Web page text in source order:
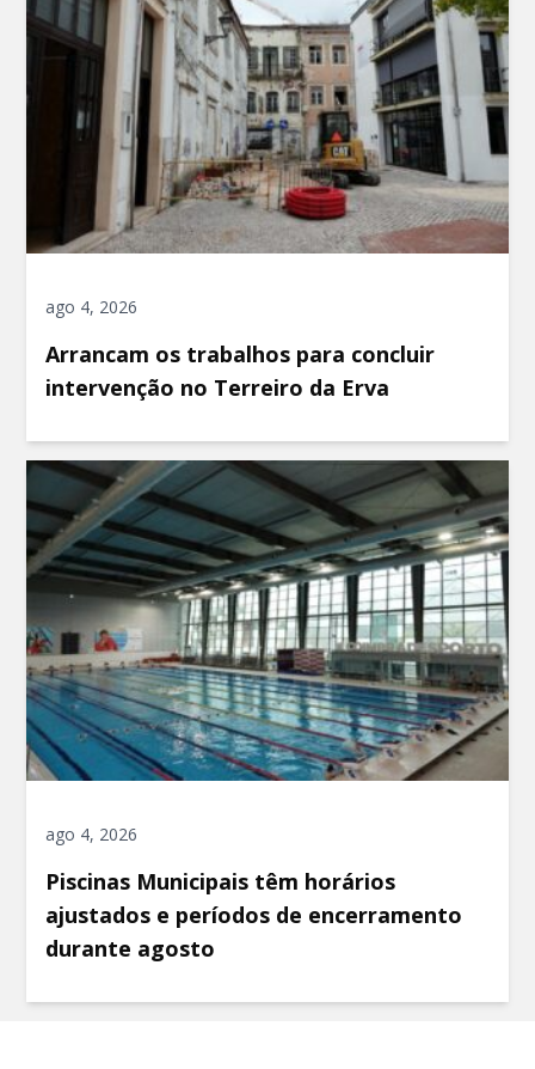
ago 4, 2026
Arrancam os trabalhos para concluir
intervenção no Terreiro da Erva
ago 4, 2026
Piscinas Municipais têm horários
ajustados e períodos de encerramento
durante agosto